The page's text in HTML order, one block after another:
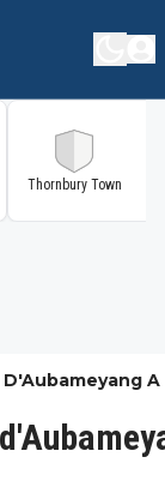
Thornbury Town
D'Aubameyang